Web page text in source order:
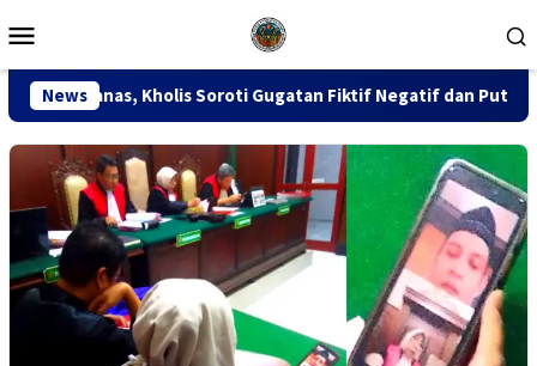
ke
Mobile
News
Soroti Gugatan Fiktif Negatif dan Putusan PK 155